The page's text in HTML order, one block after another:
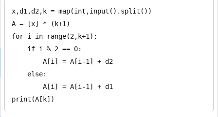
x,d1,d2,k = map(int,input().split())
A = [x] * (k+1)
for i in range(2,k+1):
print(A[k])